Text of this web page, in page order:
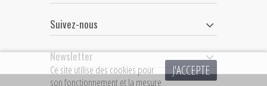
Suivez-nous
Newsletter
J'ACCEPTE
Ce site utilise des cookies pour
son fonctionnement et la mesure